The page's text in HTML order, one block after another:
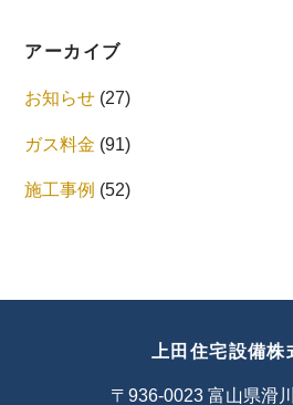
アーカイブ
お知らせ (27)
ガス料金 (91)
施工事例 (52)
上田住宅設備株
〒936-0023 富山県滑